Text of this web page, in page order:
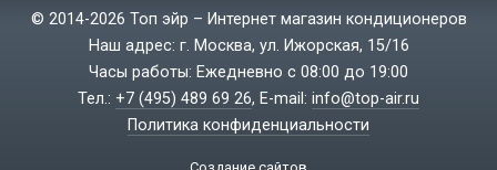
© 2014-2026 Топ эйр – Интернет магазин кондиционеров
Наш адрес: г. Москва, ул. Ижорская, 15/16
Часы работы: Ежедневно с 08:00 до 19:00
Тел.: +7 (495) 489 69 26, E-mail: info@top-air.ru
Политика конфиденциальности